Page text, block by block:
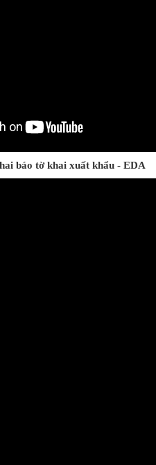
báo tờ khai xuất khẩu - EDA